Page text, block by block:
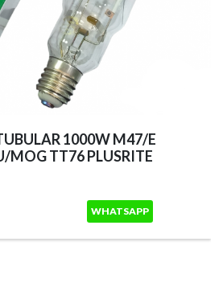
1000W M47/E
MOG TT76 PLUSRITE
WHATSAPP